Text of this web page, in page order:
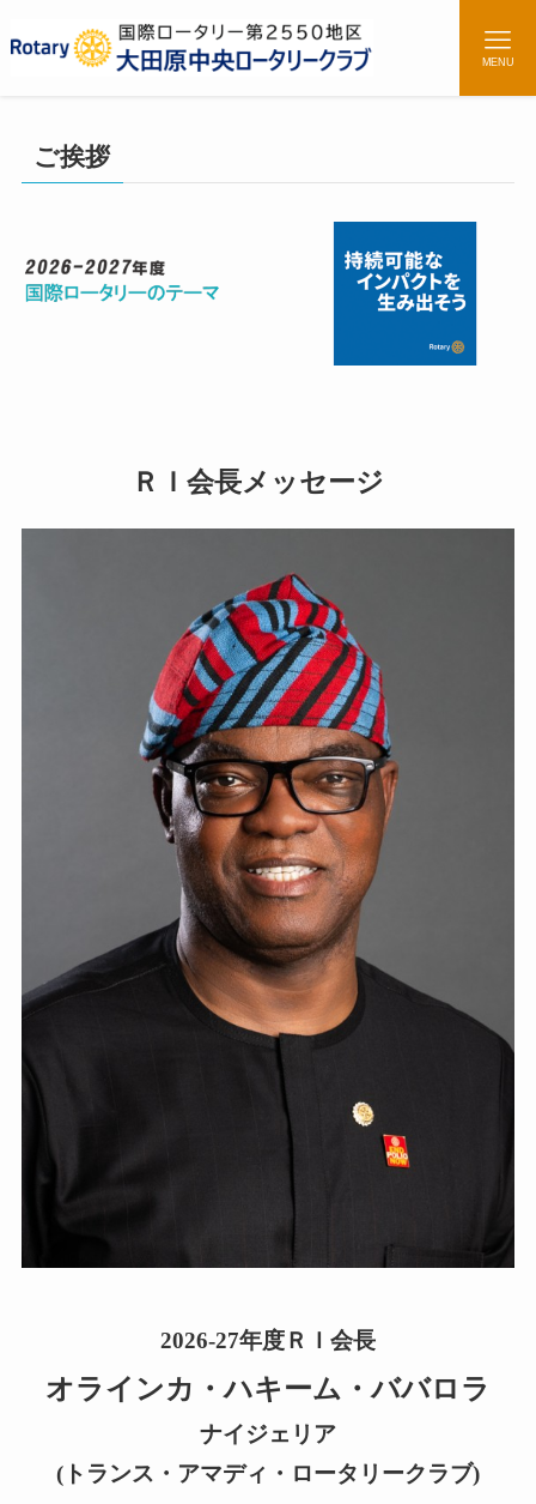
MENU
ご挨拶
ＲＩ会長メッセージ
2026-27年度ＲＩ会長
オラインカ・ハキーム・ババロラ
ナイジェリア
(トランス・アマディ・ロータリークラブ)